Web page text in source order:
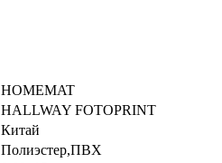
HOMEMAT
HALLWAY FOTOPRINT
Китай
Полиэстер,ПВХ